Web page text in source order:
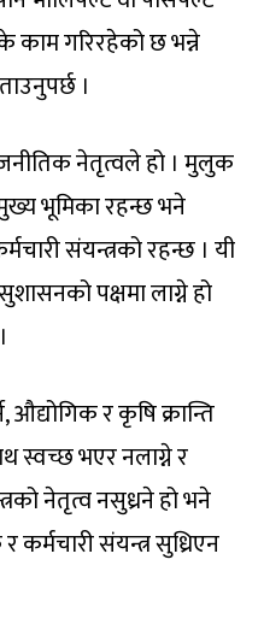
काम गरिरहेको छ भन्ने
।
नेतृत्वले हो । मुलुक
भूमिका रहन्छ भने
संयन्त्रको रहन्छ । यी
पक्षमा लाग्ने हो
र कृषि क्रान्ति
स्वच्छ भएर नलाग्ने र
नेतृत्व नसुध्रने हो भने
संयन्त्र सुध्रिएन